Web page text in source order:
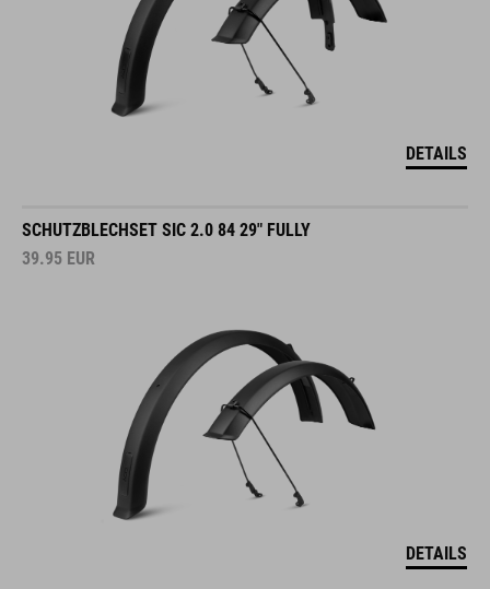
DETAILS
SCHUTZBLECHSET SIC 2.0 84 29" FULLY
39.95 EUR
DETAILS